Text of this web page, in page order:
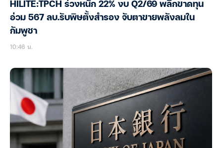
HILITE:TPCH ร่วงหนัก 22% งบ Q2/69 พลิกขาดทุน
อ่วม 567 ลบ.รับพิษตั้งสำรอง จับตาขายพลังลมใน
กัมพูชา
10:46 น.